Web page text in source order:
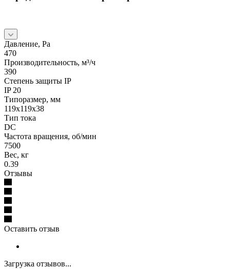
Давление, Pa
470
Производительность, м³/ч
390
Степень защиты IP
IP 20
Типоразмер, мм
119x119x38
Тип тока
DC
Частота вращения, об/мин
7500
Вес, кг
0.39
Отзывы
Оставить отзыв
Загрузка отзывов...